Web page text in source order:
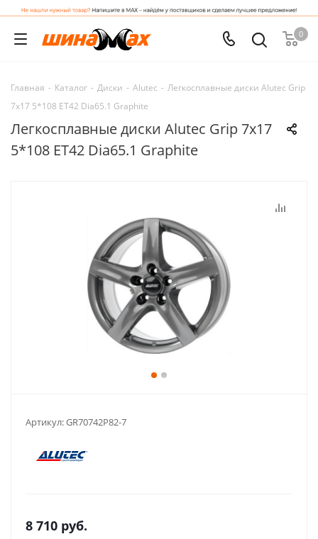
0
Главная - Каталог - Диски - Alutec - Легкосплавные диски Alutec Grip
7x17 5*108 ET42 Dia65.1 Graphite
Легкосплавные диски Alutec Grip 7x17
5*108 ET42 Dia65.1 Graphite
Артикул:GR70742P82-7
8 710 руб.